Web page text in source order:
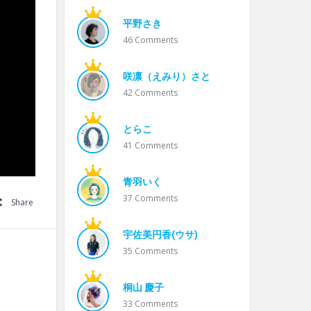
Share
平野さき
46 Comments
咲凛（えみり）さと
42 Comments
とらこ
41 Comments
青羽いく
37 Comments
宇佐美円香(ウサ)
35 Comments
桐山 慶子
33 Comments